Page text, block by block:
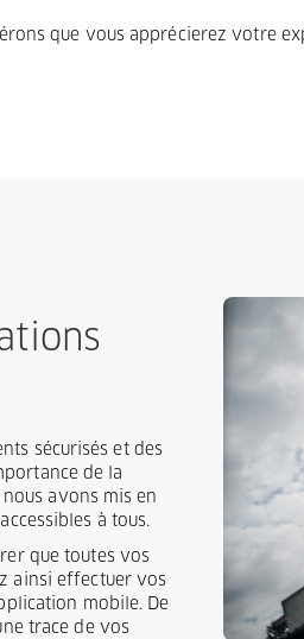
que vous apprécierez votre
sécurisés et des
de la
avons mis en
à tous.
que toutes vos
ainsi effectuer vos
mobile. De
trace de vos